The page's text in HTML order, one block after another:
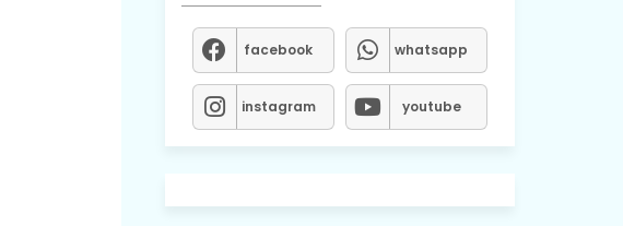
facebook whatsapp
instagram youtube